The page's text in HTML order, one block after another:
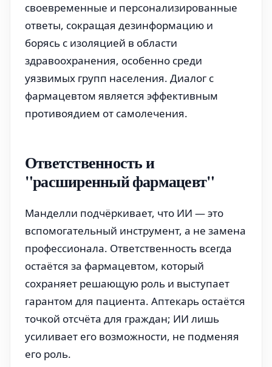
своевременные и персонализированные
ответы, сокращая дезинформацию и
борясь с изоляцией в области
здравоохранения, особенно среди
уязвимых групп населения. Диалог с
фармацевтом является эффективным
противоядием от самолечения.
Ответственность и
"расширенный фармацевт"
Манделли подчёркивает, что ИИ — это
вспомогательный инструмент, а не замена
профессионала. Ответственность всегда
остаётся за фармацевтом, который
сохраняет решающую роль и выступает
гарантом для пациента. Аптекарь остаётся
точкой отсчёта для граждан; ИИ лишь
усиливает его возможности, не подменяя
его роль.